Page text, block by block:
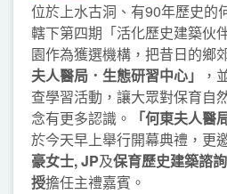
位於上水古洞、有90年歷史的
轄下第四期「活化歷史建築伙
園作為獲選機構，把昔日的鄉
夫人醫局．生態研習中心」
，
查學習活動，讓大眾對保育自
念有更多認識。
「何東夫人醫
於今天早上舉行開幕典禮，更
豪女士, JP及保育歷史建築諮
授擔任主禮嘉賓。